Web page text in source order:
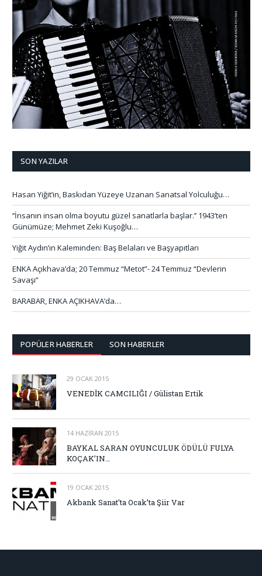
SON YAZILAR
Hasan Yiğit’in, Baskıdan Yüzeye Uzanan Sanatsal Yolculuğu…
‘’İnsanın insan olma boyutu güzel sanatlarla başlar.’’ 1943’ten
Günümüze; Mehmet Zeki Kuşoğlu…
Yiğit Aydın’ın Kaleminden: Baş Belaları ve Başyapıtları
ENKA Açıkhava’da; 20 Temmuz “Metot”- 24 Temmuz “Devlerin
Savaşı”
BARABAR, ENKA AÇIKHAVA’da…
POPÜLER HABERLER SON HABERLER
29 OCAK 2015
VENEDİK CAMCILIĞI / Gülistan Ertik
14 HAZIRAN 2015
BAYKAL SARAN OYUNCULUK ÖDÜLÜ FULYA
KOÇAK’IN…
19 OCAK 2015
Akbank Sanat’ta Ocak’ta Şiir Var